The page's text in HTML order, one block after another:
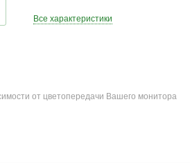
Все характеристики
от цветопередачи Вашего монитора